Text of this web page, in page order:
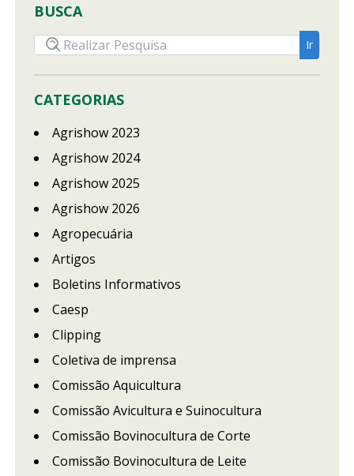
BUSCA
CATEGORIAS
Agrishow 2023
Agrishow 2024
Agrishow 2025
Agrishow 2026
Agropecuária
Artigos
Boletins Informativos
Caesp
Clipping
Coletiva de imprensa
Comissão Aquicultura
Comissão Avicultura e Suinocultura
Comissão Bovinocultura de Corte
Comissão Bovinocultura de Leite